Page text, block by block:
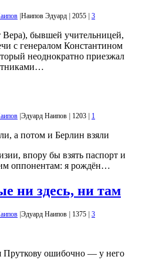
|Наипов Эдуард | 2055 | 3
бывшей учительницей,
с генералом Константином
неоднократно приезжал
|Эдуард Наипов | 1203 | 1
а потом и Берлин взяли
впору бы взять паспорт и
оппонентам: я рождён…
ни здесь, ни там
Эдуард Наипов 1375 3
Пруткову ошибочно — у него